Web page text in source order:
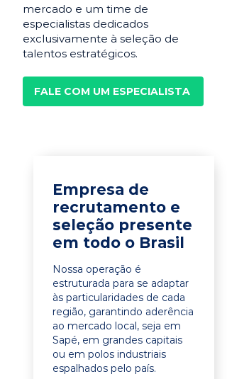
mercado e um time de
especialistas dedicados
exclusivamente à seleção de
talentos estratégicos.
FALE COM UM ESPECIALISTA
Empresa de
recrutamento e
seleção presente
em todo o Brasil
Nossa operação é
estruturada para se adaptar
às particularidades de cada
região, garantindo aderência
ao mercado local, seja em
Sapé, em grandes capitais
ou em polos industriais
espalhados pelo país.